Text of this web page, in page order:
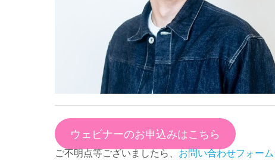
ウェビナーのお申込みはこちら
ご不明点等ございましたら、お問い合わせフォーム